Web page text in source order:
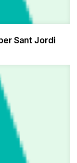
Sant Jordi